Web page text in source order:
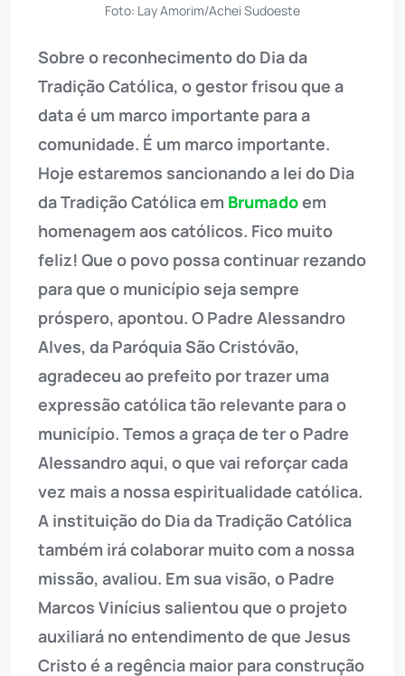
Foto: Lay Amorim/Achei Sudoeste
Sobre o reconhecimento do Dia da
Tradição Católica, o gestor frisou que a
data é um marco importante para a
comunidade. É um marco importante.
Hoje estaremos sancionando a lei do Dia
da Tradição Católica em Brumadoem
homenagem aos católicos. Fico muito
feliz! Que o povo possa continuar rezando
para que o município seja sempre
próspero, apontou. O Padre Alessandro
Alves, da Paróquia São Cristóvão,
agradeceu ao prefeito por trazer uma
expressão católica tão relevante para o
município. Temos a graça de ter o Padre
Alessandro aqui, o que vai reforçar cada
vez mais a nossa espiritualidade católica.
A instituição do Dia da Tradição Católica
também irá colaborar muito com a nossa
missão, avaliou. Em sua visão, o Padre
Marcos Vinícius salientou que o projeto
auxiliará no entendimento de que Jesus
Cristo é a regência maior para construção